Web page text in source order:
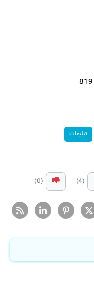
تبلیغات
(4)
(0)